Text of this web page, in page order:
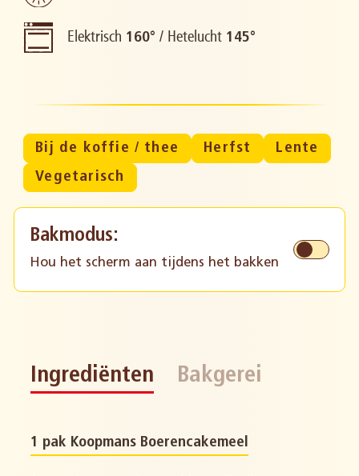
Elektrisch 160° / Hetelucht 145°
Bij de koffie / thee Herfst
Lente
Vegetarisch
Bakmodus:
Hou het scherm aan tijdens het bakken
Ingrediënten Bakgerei
1 pak Koopmans Boerencakemeel